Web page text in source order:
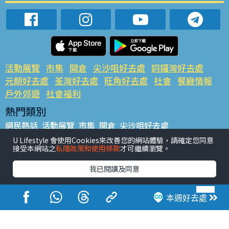
本週好去處
活動展覽 市集 開倉 尖沙咀好去處 銅鑼灣好去處
元朗好去處 荃灣好去處 旺角好去處 社會 餐廳情報
戶外郊遊 社會福利
熱門類別
網民熱話 活動展覽 市集 開倉 尖沙咀好去處
銅鑼灣好去處 元朗好去處 荃灣好去處 旺角好去處 社會
餐廳情報 戶外郊遊
熱門標籤
#UGO搵好去處 #人氣活動推介 #美食社群熱話
#親子玩樂好去處
#ULifestyle應用程式
#限時搶
#UJetso禮物放送
#ULifestyle商戶中心 #著數 #網絡熱話
U Lifestyle 會使用Cookies來改善您的網站體驗，請確定您同意
接受本網站之私隱政策和使用條款才可繼續瀏覽。
我已閱讀及同意